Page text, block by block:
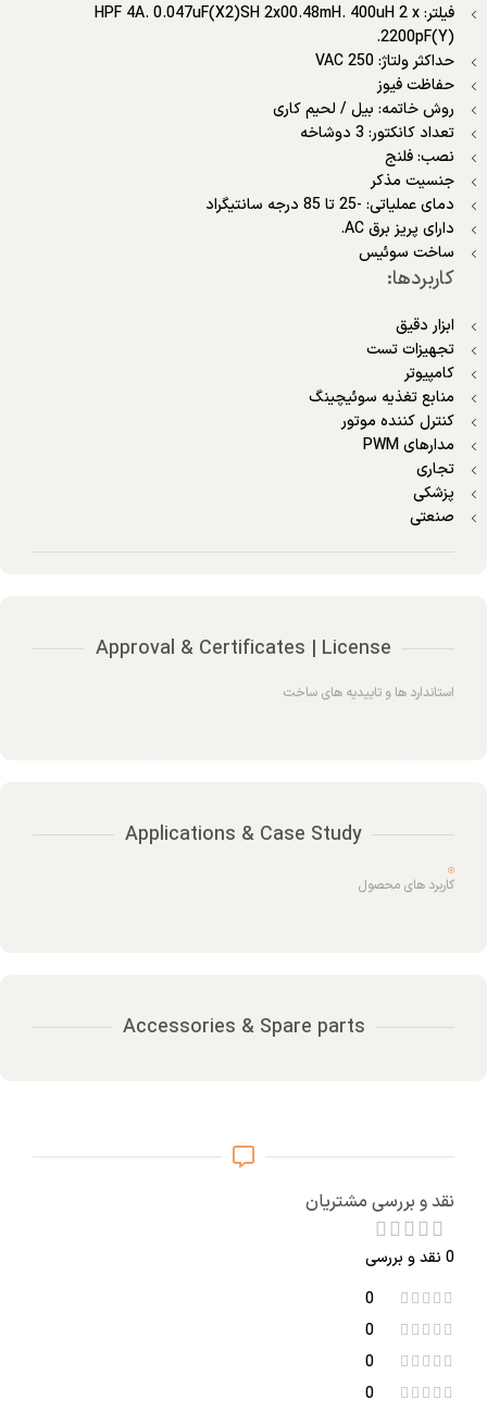
فیلتر: HPF 4A. 0.047uF(X2)SH 2x00.48mH. 400uH 2 x
2200pF(Y).
حداکثر ولتاژ: 250 VAC
حفاظت فیوز
روش خاتمه: بیل / لحیم کاری
تعداد کانکتور: 3 دوشاخه
نصب: فلنج
جنسیت مذکر
دمای عملیاتی: -25 تا 85 درجه سانتیگراد
دارای پریز برق AC.
ساخت سوئیس
کاربردها:
ابزار دقیق
تجهیزات تست
کامپیوتر
منابع تغذیه سوئیچینگ
کنترل کننده موتور
مدارهای PWM
تجاری
پزشکی
صنعتی
Approval & Certificates | License
استاندارد ها و تاییدیه های ساخت
Applications & Case Study
کاربرد های محصول
Accessories & Spare parts
نقد و بررسی مشتریان
0 نقد و بررسی
0
0
0
0